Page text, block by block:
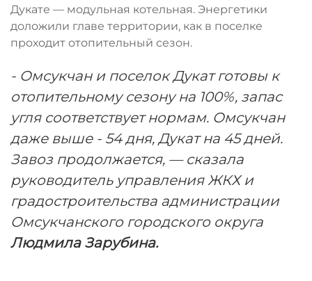
Дукате — модульная котельная. Энергетики
доложили главе территории, как в поселке
проходит отопительный сезон.
- Омсукчан и поселок Дукат готовы к
отопительному сезону на 100%, запас
угля соответствует нормам. Омсукчан
даже выше - 54 дня, Дукат на 45 дней.
Завоз продолжается, — сказала
руководитель управления ЖКХ и
градостроительства администрации
Омсукчанского городского округа
Людмила Зарубина.